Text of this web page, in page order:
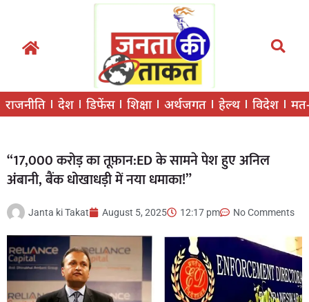
राजनीति देश डिफेंस शिक्षा अर्थजगत हेल्थ विदेश
“17,000 करोड़ का तूफ़ान:ED के सामने पेश हुए अनिल
अंबानी, बैंक धोखाधड़ी में नया धमाका!”
Janta ki Takat August 5, 2025 12:17 pm No Comments